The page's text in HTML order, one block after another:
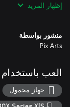
cue ball by sliding
the desired impulse.
إظهار المزيد
منشور بواسطة
Pix Arts
العب باستخدام
جهاز محمول